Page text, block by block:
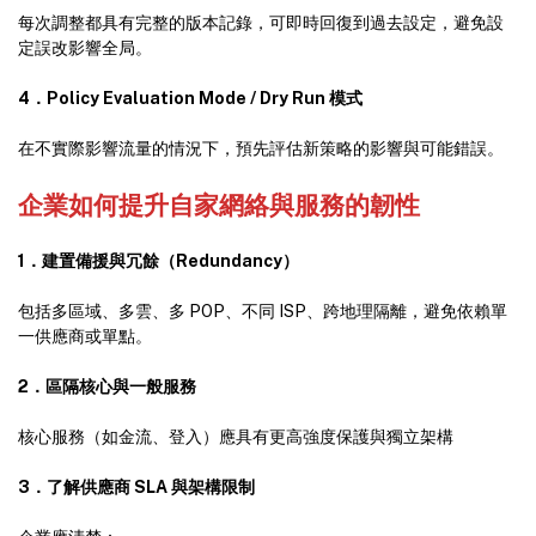
每次調整都具有完整的版本記錄，可即時回復到過去設定，避免設
定誤改影響全局。
4 ．Policy Evaluation Mode / Dry Run 模式
在不實際影響流量的情況下，預先評估新策略的影響與可能錯誤。
企業如何提升自家網絡與服務的韌性
1 ．建置備援與冗餘（Redundancy）
包括多區域、多雲、多 POP、不同 ISP、跨地理隔離，避免依賴單
一供應商或單點。
2 ．區隔核心與一般服務
核心服務（如金流、登入）應具有更高強度保護與獨立架構
3 ． 了解供應商 SLA 與架構限制